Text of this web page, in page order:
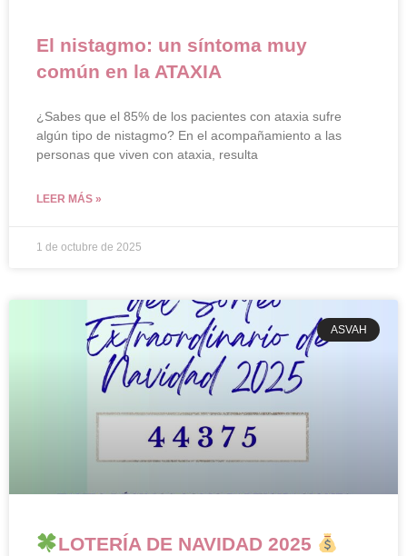
El nistagmo: un síntoma muy
común en la ATAXIA
¿Sabes que el 85% de los pacientes con ataxia sufre
algún tipo de nistagmo? En el acompañamiento a las
personas que viven con ataxia, resulta
LEER MÁS »
1 de octubre de 2025
ASVAH
LOTERÍA DE NAVIDAD 2025